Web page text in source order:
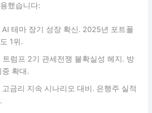
했습니다:
AI 테마 장기 성장 확신. 2025년 포트폴
1위.
트럼프 2기 관세전쟁 불확실성 헤지. 방
확대.
고금리 지속 시나리오 대비. 은행주 실적